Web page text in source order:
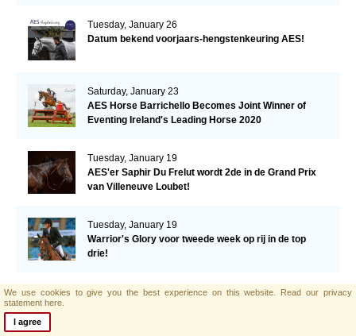
Tuesday, January 26
Datum bekend voorjaars-hengstenkeuring AES!
Saturday, January 23
AES Horse Barrichello Becomes Joint Winner of
Eventing Ireland's Leading Horse 2020
Tuesday, January 19
AES'er Saphir Du Frelut wordt 2de in de Grand Prix
van Villeneuve Loubet!
Tuesday, January 19
Warrior's Glory voor tweede week op rij in de top
drie!
Tuesday, January 12
We use cookies to give you the best experience on this website. Read our privacy
statement here.
I agree